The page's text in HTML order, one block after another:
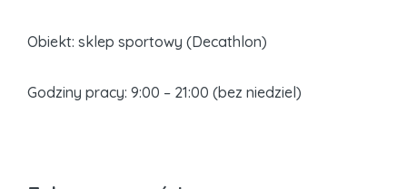
Obiekt: sklep sportowy (Decathlon)
Godziny pracy: 9:00 – 21:00 (bez niedziel)